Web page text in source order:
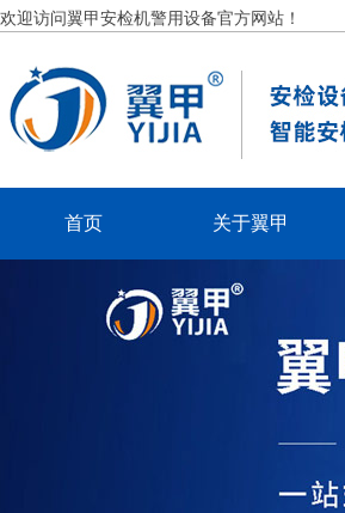
欢迎访问翼甲安检机警用设备官方网站！
首页 关于翼甲